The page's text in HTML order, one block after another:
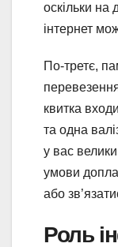
оскільки на
інтернет
По-третє,
квитка
та одна
у вас
умови
або
Роль